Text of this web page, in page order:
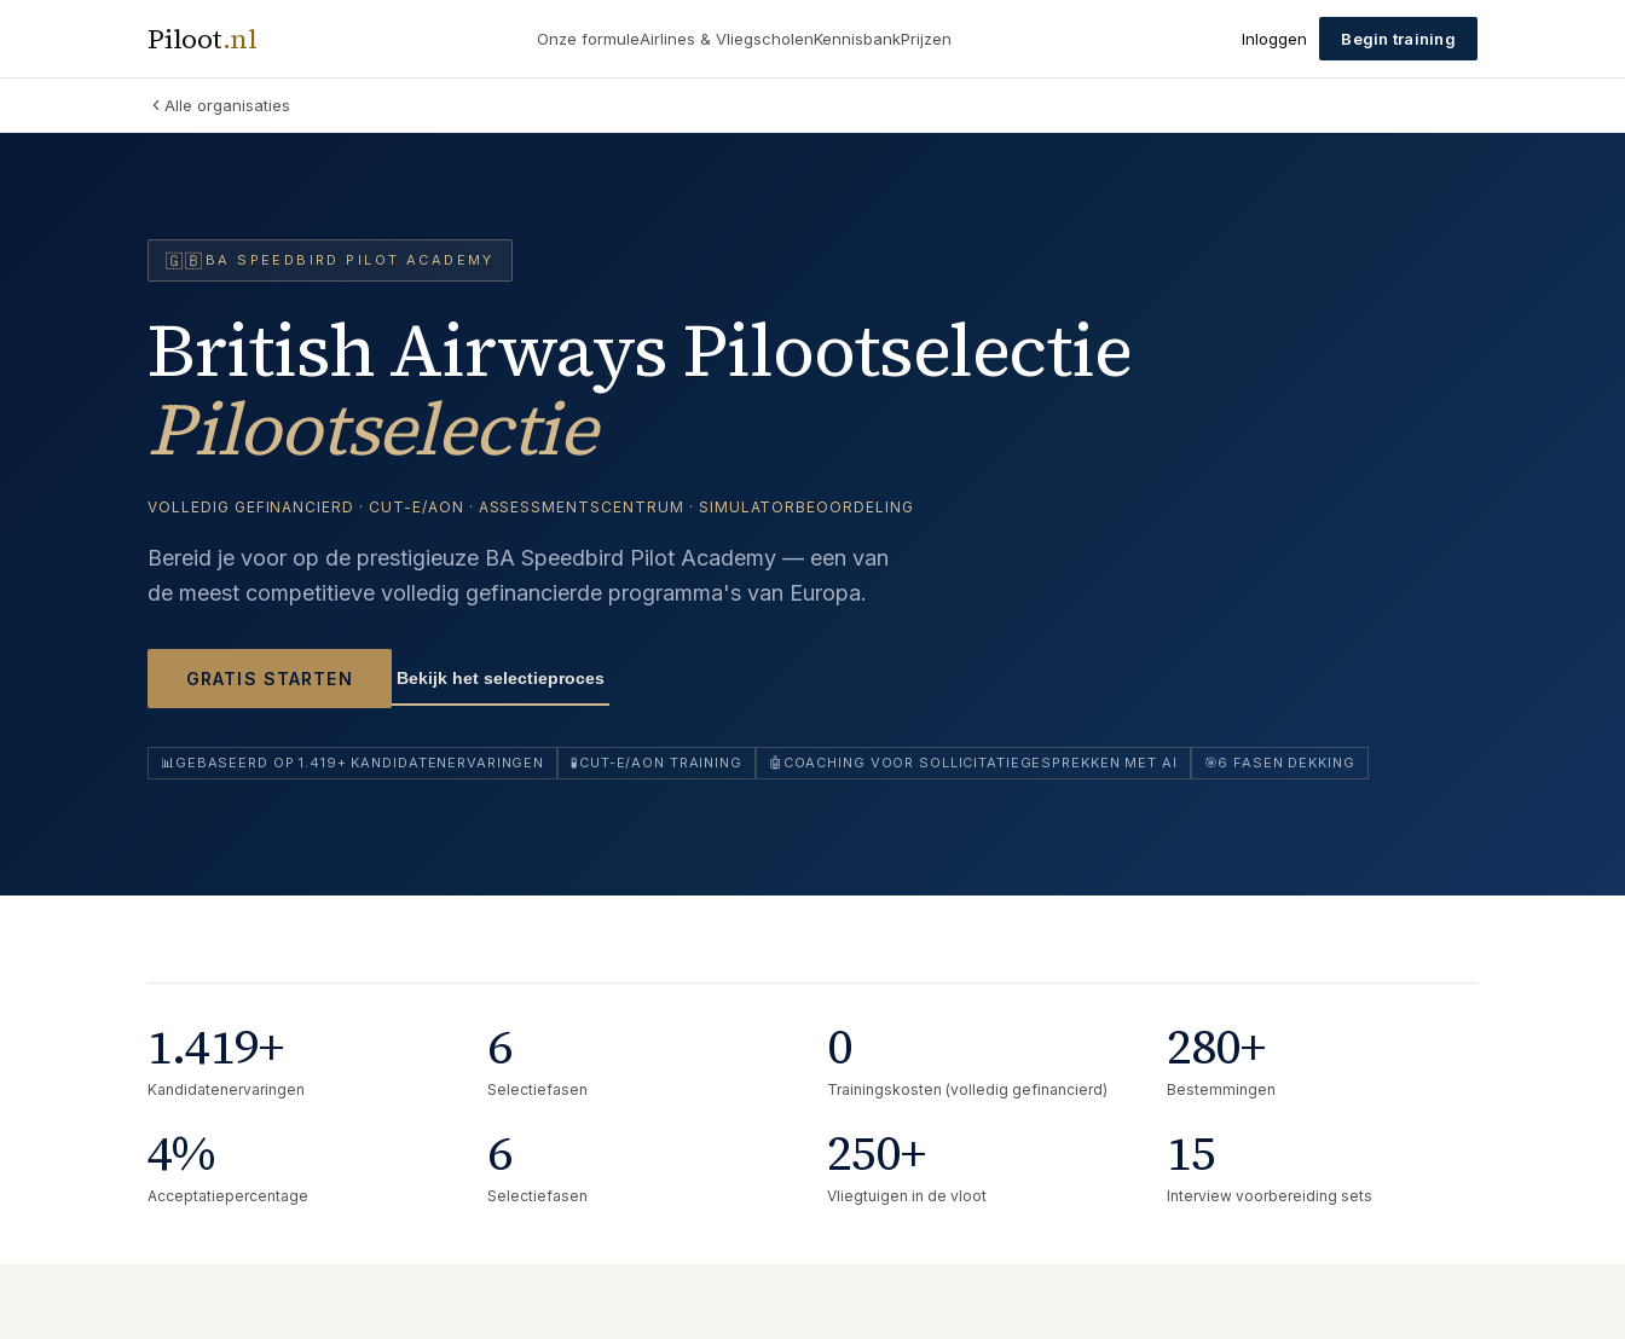
Piloot.nl Onze formuleAirlines & VliegscholenKennisbankPrijzen Inloggen Begin training
Alle organisaties
🇬🇧 BA SPEEDBIRD PILOT ACADEMY
British Airways Pilootselectie
Pilootselectie
VOLLEDIG GEFINANCIERD · CUT-E/AON · ASSESSMENTSCENTRUM · SIMULATORBEOORDELING
Bereid je voor op de prestigieuze BA Speedbird Pilot Academy — een van
de meest competitieve volledig gefinancierde programma's van Europa.
GRATIS STARTEN Bekijk het selectieproces
📊 GEBASEERD OP 1.419+ KANDIDATENERVARINGEN 🧪 CUT-E/AON TRAINING 🤖 COACHING VOOR SOLLICITATIEGESPREKKEN MET AI 🎯6 FASEN DEKKING
1.419+
Kandidatenervaringen
6
Selectiefasen
0
Trainingskosten (volledig gefinancierd)
280+
Bestemmingen
4%
Acceptatiepercentage
6
Selectiefasen
250+
Vliegtuigen in de vloot
15
Interview voorbereiding sets